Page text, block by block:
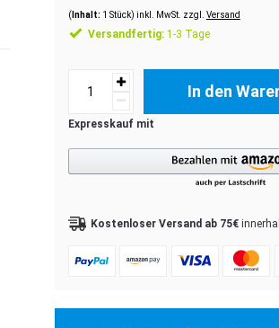
( Inhalt: 1 Stück) inkl. MwSt. zzgl. Versand
Versandfertig:1-3 Tage
In den
Kostenloser Versand ab 75€